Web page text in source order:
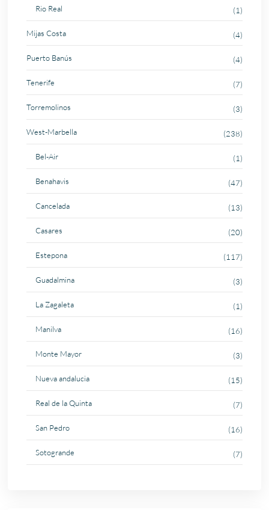
Rio Real (1)
Mijas Costa (4)
Puerto Banús (4)
Tenerife (7)
Torremolinos (3)
West-Marbella (238)
Bel-Air (1)
Benahavis (47)
Cancelada (13)
Casares (20)
Estepona (117)
Guadalmina (3)
La Zagaleta (1)
Manilva (16)
Monte Mayor (3)
Nueva andalucia (15)
Real de la Quinta (7)
San Pedro (16)
Sotogrande (7)